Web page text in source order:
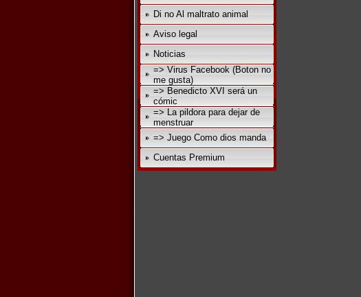
Di no Al maltrato animal
Aviso legal
Noticias
=> Virus Facebook (Boton no
me gusta)
=> Benedicto XVI será un
cómic
=> La pildora para dejar de
menstruar
=> Juego Como dios manda
Cuentas Premium